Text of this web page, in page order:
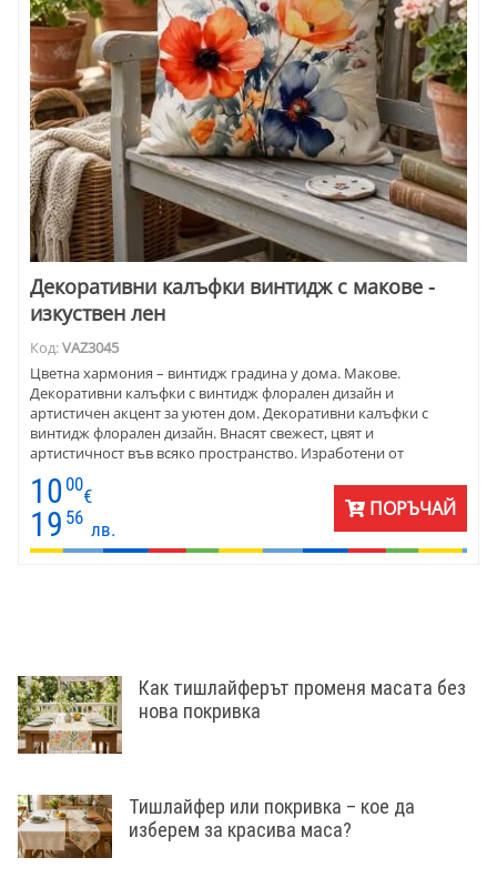
Декоративни калъфки винтидж с макове -
изкуствен лен
Код:VAZ3045
Цветна хармония – винтидж градина у дома. Макове.
Декоративни калъфки с винтидж флорален дизайн и
артистичен акцент за уютен дом. Декоративни калъфки с
винтидж флорален дизайн. Внасят свежест, цвят и
артистичност във всяко пространство. Изработени от
изкуствен лен, полиестер. Съчетават естествена визия с лесна
поддръжка. Размер 45х45 см - едностранен десен и дискретен
цип за удобство. Предлагат се поединично или в комплект от 2
– идеални за създаване на уютен и вдъхновяващ интериор.
10 00
€
19 56
лв.
ПОРЪЧАЙ
Как тишлайферът променя масата без
нова покривка
Тишлайфер или покривка – кое да
изберем за красива маса?